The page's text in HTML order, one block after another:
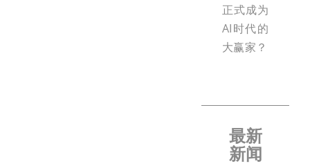
正式成为
AI时代的
大赢家？
最新
新闻